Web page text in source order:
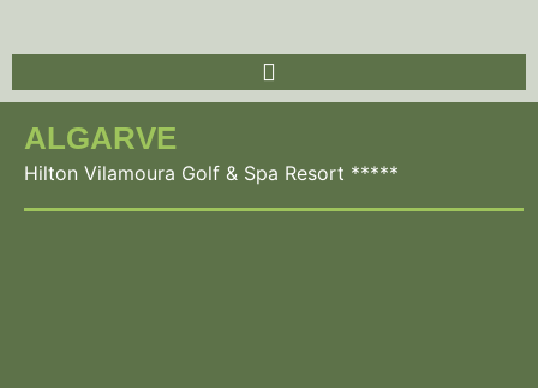
ALGARVE
Hilton Vilamoura Golf & Spa Resort *****